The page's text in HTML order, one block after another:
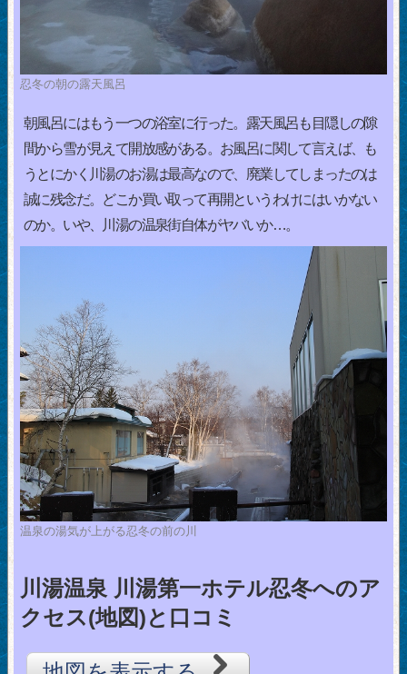
忍冬の朝の露天風呂
朝風呂にはもう一つの浴室に行った。露天風呂も目隠しの隙
間から雪が見えて開放感がある。お風呂に関して言えば、も
うとにかく川湯のお湯は最高なので、廃業してしまったのは
誠に残念だ。どこか買い取って再開というわけにはいかない
のか。いや、川湯の温泉街自体がヤバいか…。
温泉の湯気が上がる忍冬の前の川
川湯温泉 川湯第一ホテル忍冬へのア
クセス(地図)と口コミ